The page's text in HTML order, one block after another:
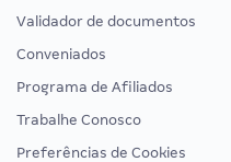
Validador de documentos
Conveniados
Programa de Afiliados
Trabalhe Conosco
Preferências de Cookies